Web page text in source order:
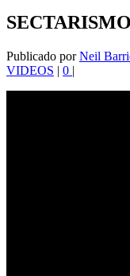
Publicado porNeil
VIDEOS | 0 |